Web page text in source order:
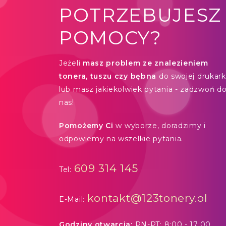
POTRZEBUJESZ
POMOCY?
Jeżeli masz problem ze znalezieniem
tonera, tuszu czy bębna do swojej
lub masz jakiekolwiek pytania - zadzwoń
nas!
Pomożemy Ci w wyborze, doradzimy i
odpowiemy na wszelkie pytania.
Tel: 609 314 145
E-Mail: kontakt@123tonery.pl